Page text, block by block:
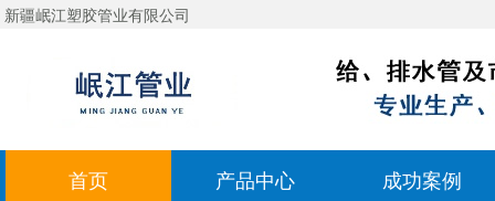
新疆岷江塑胶管业有限公司
首页 产品中心 成功案例